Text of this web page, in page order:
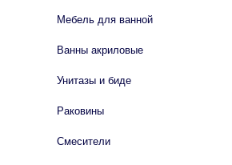
Мебель для ванной
Ванны акриловые
Унитазы и биде
Раковины
Смесители